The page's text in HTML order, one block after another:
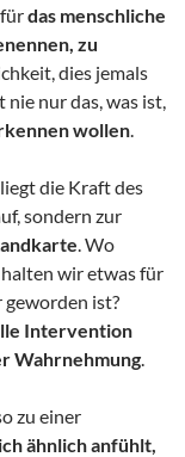
das menschliche
zu
dies jemals
nur das, was ist,
wollen.
die Kraft des
sondern zur
. Wo
wir etwas für
geworden ist?
Intervention
Wahrnehmung.
zu einer
ähnlich anfühlt,